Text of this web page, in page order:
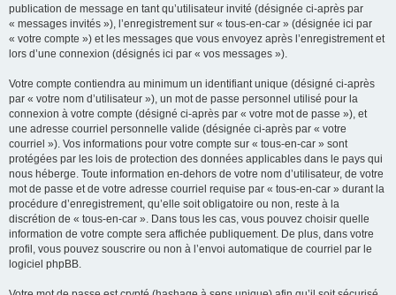
publication de message en tant qu’utilisateur invité (désignée ci-après par
« messages invités »), l’enregistrement sur « tous-en-car » (désignée ici par
« votre compte ») et les messages que vous envoyez après l’enregistrement et
lors d’une connexion (désignés ici par « vos messages »).
Votre compte contiendra au minimum un identifiant unique (désigné ci-après
par « votre nom d’utilisateur »), un mot de passe personnel utilisé pour la
connexion à votre compte (désigné ci-après par « votre mot de passe »), et
une adresse courriel personnelle valide (désignée ci-après par « votre
courriel »). Vos informations pour votre compte sur « tous-en-car » sont
protégées par les lois de protection des données applicables dans le pays qui
nous héberge. Toute information en-dehors de votre nom d’utilisateur, de votre
mot de passe et de votre adresse courriel requise par « tous-en-car » durant la
procédure d’enregistrement, qu’elle soit obligatoire ou non, reste à la
discrétion de « tous-en-car ». Dans tous les cas, vous pouvez choisir quelle
information de votre compte sera affichée publiquement. De plus, dans votre
profil, vous pouvez souscrire ou non à l’envoi automatique de courriel par le
logiciel phpBB.